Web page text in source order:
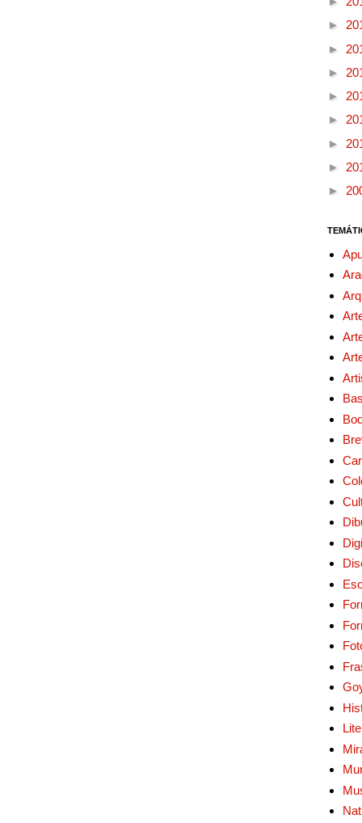
►
►
►
►
►
►
►
►